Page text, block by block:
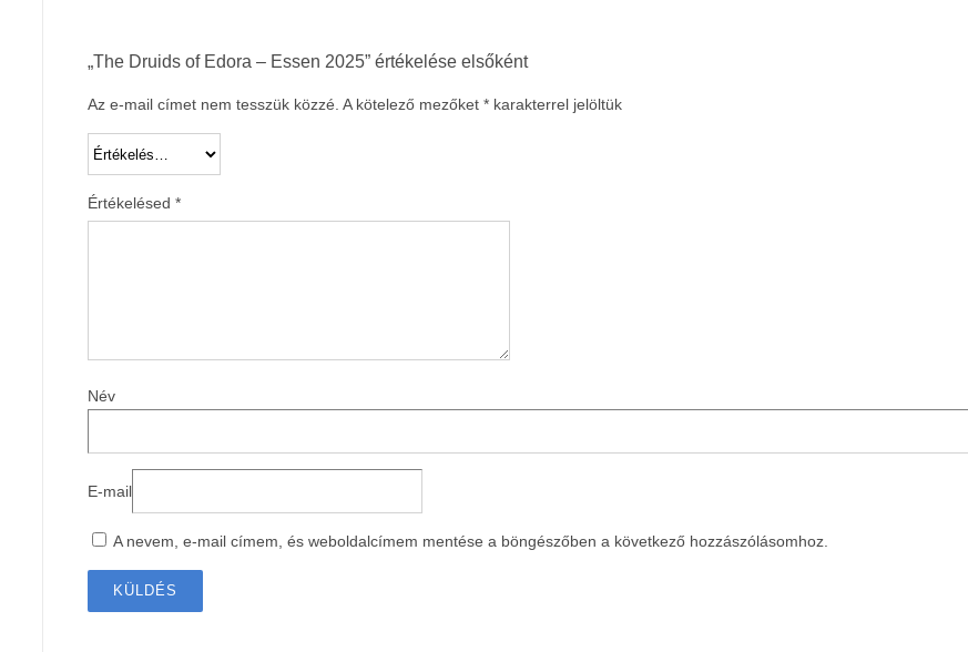
„The Druids of Edora – Essen 2025” értékelése elsőként
Az e-mail címet nem tesszük közzé. A kötelező mezőket * karakterrel jelöltük
Értékelésed *
Név
E-mail
A nevem, e-mail címem, és weboldalcímem mentése a böngészőben a következő hozzászólásomhoz.